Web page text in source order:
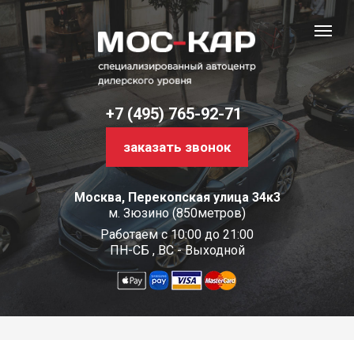
Москва, Перекопская улица 34к3
м. Зюзино (850метров)
Работаем с 10:00 до 21:00
ПН-СБ , ВС - Выходной
+7 (495) 765-92-71
заказать звонок